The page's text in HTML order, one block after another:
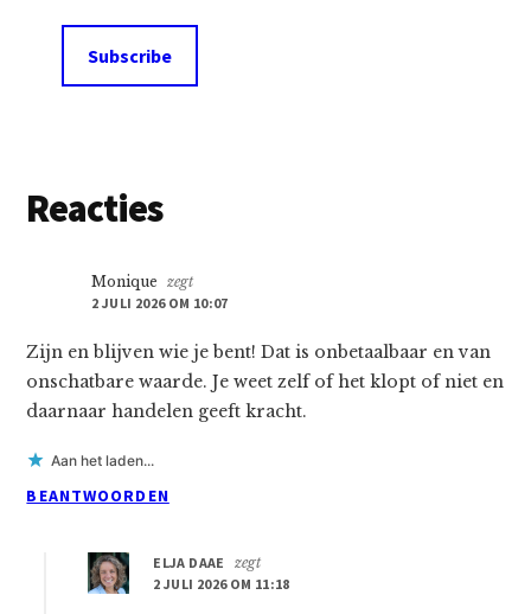
Lees
Reacties
Monique
zegt
2 JULI 2026 OM 10:07
Zijn en blijven wie je bent! Dat is onbetaalbaar en van
onschatbare waarde. Je weet zelf of het klopt of niet en
daarnaar handelen geeft kracht.
Aan het laden...
BEANTWOORDEN
ELJA DAAE
zegt
2 JULI 2026 OM 11:18